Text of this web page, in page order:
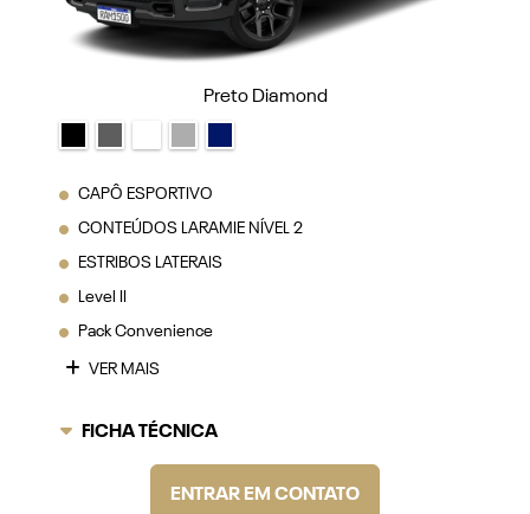
Preto Diamond
CAPÔ ESPORTIVO
CONTEÚDOS LARAMIE NÍVEL 2
ESTRIBOS LATERAIS
Level II
Pack Convenience
VER MAIS
FICHA TÉCNICA
ENTRAR EM CONTATO